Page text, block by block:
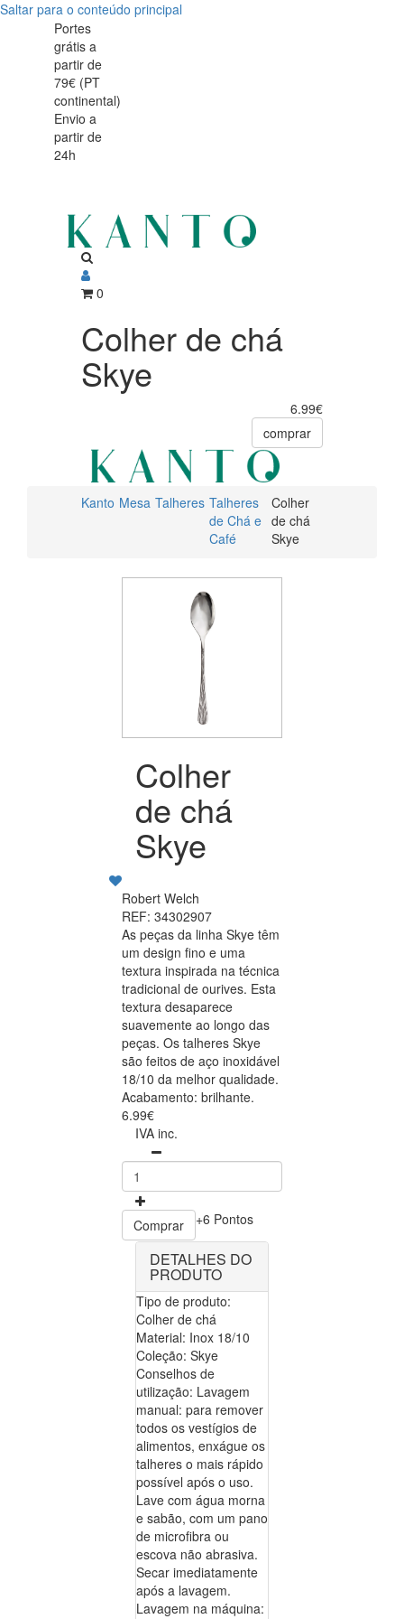
Saltar para o conteúdo principal
Colher
Skye
Colher
Skye
Portes
grátis a
partir de
79€ (PT
continental)
Envio a
partir de
24h
0
Colher de chá
Skye
6.99€
comprar
Kanto Mesa Talheres Talheres
de Chá e
Café
Colher
de chá
Skye
Colher
de chá
Skye
Robert Welch
REF: 34302907
As peças da linha Skye têm
um design fino e uma
textura inspirada na técnica
tradicional de ourives. Esta
textura desaparece
suavemente ao longo das
peças. Os talheres Skye
são feitos de aço inoxidável
18/10 da melhor qualidade.
Acabamento: brilhante.
6.99€
IVA inc.
Comprar +6 Pontos
DETALHES DO
PRODUTO
Tipo de produto:
Colher de chá
Material: Inox 18/10
Coleção: Skye
Conselhos de
utilização: Lavagem
manual: para remover
todos os vestígios de
alimentos, enxágue os
talheres o mais rápido
possível após o uso.
Lave com água morna
e sabão, com um pano
de microfibra ou
escova não abrasiva.
Secar imediatamente
após a lavagem.
Lavagem na máquina: